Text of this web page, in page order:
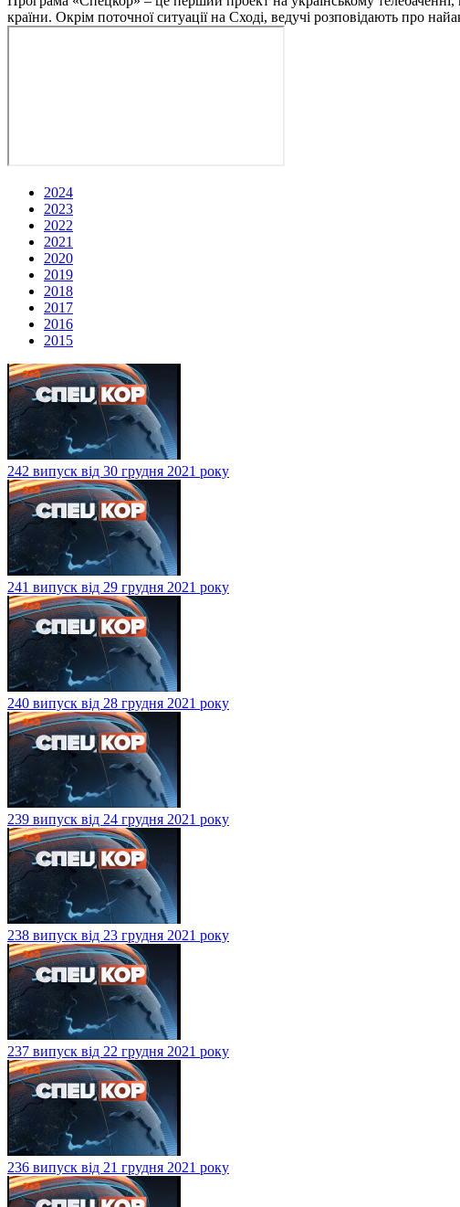
країни. Окрім поточної ситуації на Сході, ведучі розповідають про
2024
2023
2022
2021
2020
2019
2018
2017
2016
2015
242 випуск від 30 грудня 2021 року
241 випуск від 29 грудня 2021 року
240 випуск від 28 грудня 2021 року
239 випуск від 24 грудня 2021 року
238 випуск від 23 грудня 2021 року
237 випуск від 22 грудня 2021 року
236 випуск від 21 грудня 2021 року